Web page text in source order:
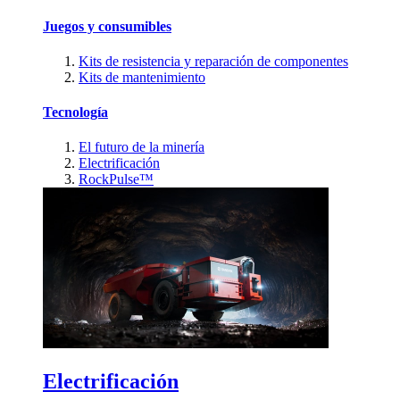
Juegos y consumibles
Kits de resistencia y reparación de componentes
Kits de mantenimiento
Tecnología
El futuro de la minería
Electrificación
RockPulse™
Electrificación